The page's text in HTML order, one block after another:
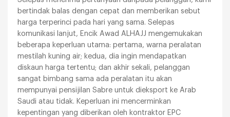
bertindak balas dengan cepat dan memberikan sebut
harga terperinci pada hari yang sama. Selepas
komunikasi lanjut, Encik Awad ALHAJJ mengemukakan
beberapa keperluan utama: pertama, warna peralatan
mestilah kuning air; kedua, dia ingin mendapatkan
diskaun harga tertentu; dan akhir sekali, pelanggan
sangat bimbang sama ada peralatan itu akan
mempunyai pensijilan Sabre untuk dieksport ke Arab
Saudi atau tidak. Keperluan ini mencerminkan
kepentingan yang diberikan oleh kontraktor EPC